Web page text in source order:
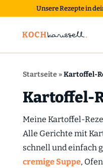
Unsere Rezepte in
Startseite»Kartoffel-
Kartoffel-
Meine Kartoffel-
Alle Gerichte mit
schnell und einfach
cremige Suppe,